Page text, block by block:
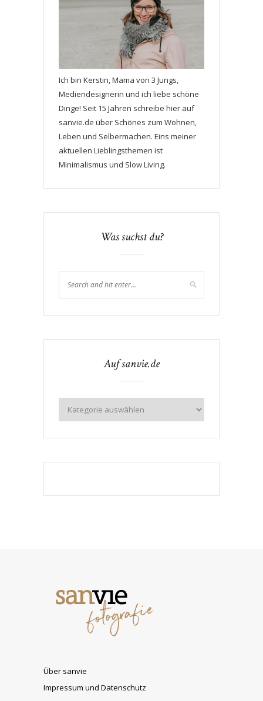
Ich bin Kerstin, Mama von 3 Jungs,
Mediendesignerin und ich liebe schöne
Dinge! Seit 15 Jahren schreibe hier auf
sanvie.de über Schönes zum Wohnen,
Leben und Selbermachen. Eins meiner
aktuellen Lieblingsthemen ist
Minimalismus und Slow Living.
Was suchst du?
Auf sanvie.de
Über sanvie
Impressum und Datenschutz